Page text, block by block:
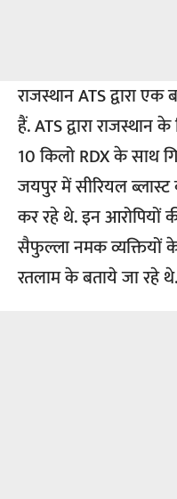
राजस्थान ATS द्वारा
हैं. ATS द्वारा
10 किलो RDX के साथ
जयपुर में सीरियल
कर रहे थे. इन
सैफुल्ला नमक व्यक्तियों
रतलाम के बताये जा रहे थे.